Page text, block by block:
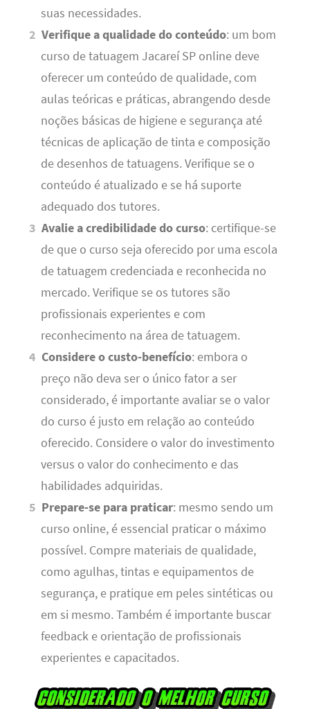
suas necessidades.
Verifique a qualidade do conteúdo: um bom
curso de tatuagem Jacareí SP online deve
oferecer um conteúdo de qualidade, com
aulas teóricas e práticas, abrangendo desde
noções básicas de higiene e segurança até
técnicas de aplicação de tinta e composição
de desenhos de tatuagens. Verifique se o
conteúdo é atualizado e se há suporte
adequado dos tutores.
Avalie a credibilidade do curso: certifique-se
de que o curso seja oferecido por uma escola
de tatuagem credenciada e reconhecida no
mercado. Verifique se os tutores são
profissionais experientes e com
reconhecimento na área de tatuagem.
Considere o custo-benefício: embora o
preço não deva ser o único fator a ser
considerado, é importante avaliar se o valor
do curso é justo em relação ao conteúdo
oferecido. Considere o valor do investimento
versus o valor do conhecimento e das
habilidades adquiridas.
Prepare-se para praticar: mesmo sendo um
curso online, é essencial praticar o máximo
possível. Compre materiais de qualidade,
como agulhas, tintas e equipamentos de
segurança, e pratique em peles sintéticas ou
em si mesmo. Também é importante buscar
feedback e orientação de profissionais
experientes e capacitados.